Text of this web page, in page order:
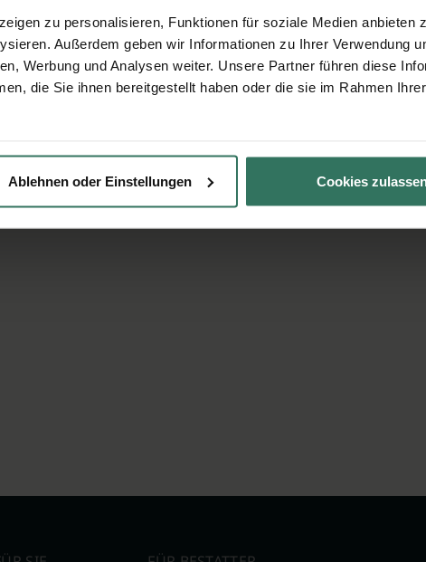
zu personalisieren, Funktionen für soziale Medien anbieten
Außerdem geben wir Informationen zu Ihrer Verwendung
Werbung und Analysen weiter. Unsere Partner führen diese
die Sie ihnen bereitgestellt haben oder die sie im Rahmen
Ablehnen oder Einstellungen Cookies